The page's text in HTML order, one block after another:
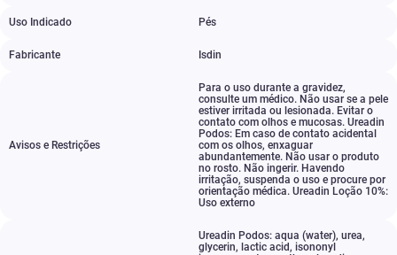
Uso Indicado Pés
Fabricante Isdin
Avisos e Restrições
Para o uso durante a gravidez,
consulte um médico. Não usar se a pele
estiver irritada ou lesionada. Evitar o
contato com olhos e mucosas. Ureadin
Podos: Em caso de contato acidental
com os olhos, enxaguar
abundantemente. Não usar o produto
no rosto. Não ingerir. Havendo
irritação, suspenda o uso e procure por
orientação médica. Ureadin Loção 10%:
Uso externo
Ureadin Podos: aqua (water), urea,
glycerin, lactic acid, isononyl